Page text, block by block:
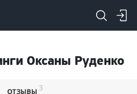
Оксаны Руденко
ОТЗЫВЫ 3